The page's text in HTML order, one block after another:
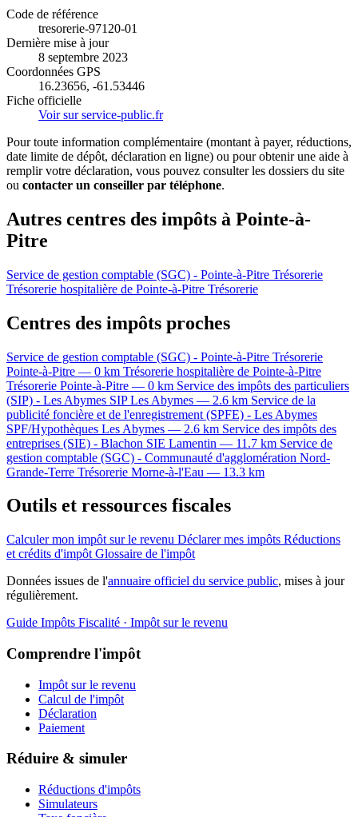
Code de référence
tresorerie-97120-01
Dernière mise à jour
8 septembre 2023
Coordonnées GPS
16.23656, -61.53446
Fiche officielle
Voir sur service-public.fr
Pour toute information complémentaire (montant à payer, réductions,
date limite de dépôt, déclaration en ligne) ou pour obtenir une aide à
remplir votre déclaration, vous pouvez consulter les dossiers du site
ou contacter un conseiller par téléphone.
Autres centres des impôts à Pointe-à-
Pitre
Service de gestion comptable (SGC) - Pointe-à-Pitre Trésorerie
Trésorerie hospitalière de Pointe-à-Pitre Trésorerie
Centres des impôts proches
Service de gestion comptable (SGC) - Pointe-à-Pitre Trésorerie
Pointe-à-Pitre — 0 km Trésorerie hospitalière de Pointe-à-Pitre
Trésorerie Pointe-à-Pitre — 0 km Service des impôts des particuliers
(SIP) - Les Abymes SIP Les Abymes — 2.6 km Service de la
publicité foncière et de l'enregistrement (SPFE) - Les Abymes
SPF/Hypothèques Les Abymes — 2.6 km Service des impôts des
entreprises (SIE) - Blachon SIE Lamentin — 11.7 km Service de
gestion comptable (SGC) - Communauté d'agglomération Nord-
Grande-Terre Trésorerie Morne-à-l'Eau — 13.3 km
Outils et ressources fiscales
Calculer mon impôt sur le revenu Déclarer mes impôts Réductions
et crédits d'impôt Glossaire de l'impôt
Données issues de l'annuaire officiel du service public, mises à jour
régulièrement.
Guide Impôts Fiscalité · Impôt sur le revenu
Comprendre l'impôt
Impôt sur le revenu
Calcul de l'impôt
Déclaration
Paiement
Réduire & simuler
Réductions d'impôts
Simulateurs